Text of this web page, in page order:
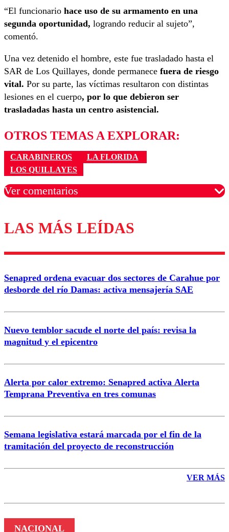
“El funcionario hace uso de su armamento en una
segunda oportunidad, logrando reducir al sujeto”,
comentó.
Una vez detenido el hombre, este fue trasladado hasta el
SAR de Los Quillayes, donde permanece fuera de riesgo
vital. Por su parte, las víctimas resultaron con distintas
lesiones en el cuerpo, por lo que debieron ser
trasladadas hasta un centro asistencial.
OTROS TEMAS A EXPLORAR:
CARABINEROS
LA FLORIDA
LOS QUILLAYES
Ver comentarios
Los comentarios son moderados para garantizar un
diálogo respetuoso.
Correo
LAS MÁS LEÍDAS
Senapred ordena evacuar dos sectores de Carahue por
desborde del río Damas: activa mensajería SAE
Nuevo temblor sacude el norte del país: revisa la
magnitud y el epicentro
Alerta por calor extremo: Senapred activa Alerta
Temprana Preventiva en tres comunas
Semana legislativa estará marcada por el fin de la
tramitación del proyecto de reconstrucción
VER MÁS
NACIONAL